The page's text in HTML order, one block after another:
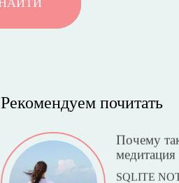
Рекомендуем почитать
Почему
медитация
SQLITE